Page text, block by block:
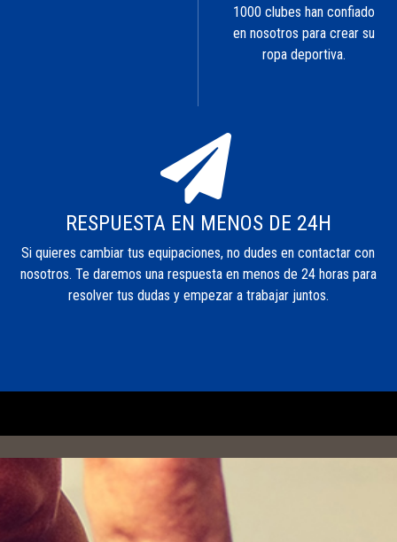
1000 clubes han confiado
en nosotros para crear su
ropa deportiva.
RESPUESTA EN MENOS DE 24H
Si quieres cambiar tus equipaciones, no dudes en contactar con
nosotros. Te daremos una respuesta en menos de 24 horas para
resolver tus dudas y empezar a trabajar juntos.